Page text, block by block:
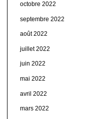
octobre 2022
septembre 2022
août 2022
juillet 2022
juin 2022
mai 2022
avril 2022
mars 2022